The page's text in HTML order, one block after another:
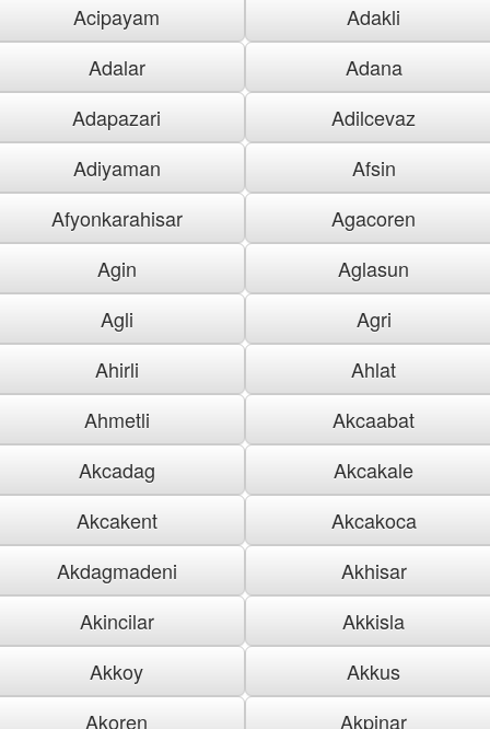
Acipayam
Adakli
Adalar
Adana
Adapazari
Adilcevaz
Adiyaman
Afsin
Afyonkarahisar
Agacoren
Agin
Aglasun
Agli
Agri
Ahirli
Ahlat
Ahmetli
Akcaabat
Akcadag
Akcakale
Akcakent
Akcakoca
Akdagmadeni
Akhisar
Akincilar
Akkisla
Akkoy
Akkus
Akoren
Akpinar